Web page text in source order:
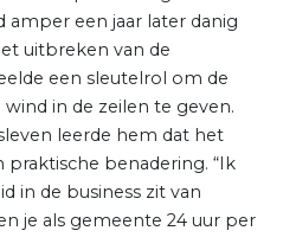
een jaar later danig
uitbreken van de
een sleutelrol om de
in de zeilen te geven.
leerde hem dat het
benadering. “Ik
in de business zit van
je als gemeente 24 uur per